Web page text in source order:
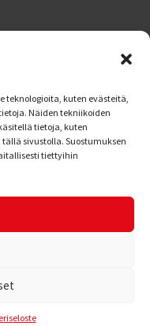
teknologioita, kuten evästeitä,
Näiden tekniikoiden
tietoja, kuten
sivustolla. Suostumuksen
tiettyihin
Oy